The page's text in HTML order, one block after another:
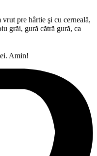
pre hârtie şi cu cerneală,
grăi, gură cătră gură, ca
Amin!